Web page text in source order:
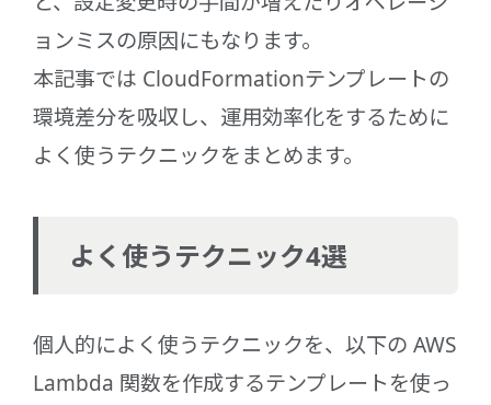
ョンミスの原因にもなります。
本記事では CloudFormationテンプレートの
環境差分を吸収し、運用効率化をするために
よく使うテクニックをまとめます。
よく使うテクニック4選
個人的によく使うテクニックを、以下の AWS
Lambda 関数を作成するテンプレートを使っ